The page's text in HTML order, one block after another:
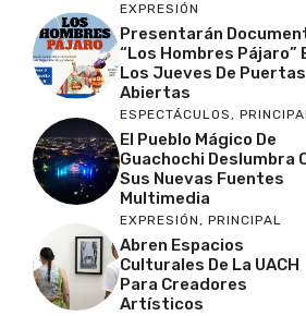
EXPRESIÓN
Presentarán
“Los Hombres Pájaro”
Los Jueves De Puertas
Abiertas
ESPECTÁCULOS,
El Pueblo Mágico De
Guachochi Deslumbra
Sus Nuevas Fuentes
Multimedia
EXPRESIÓN, PRINCIPAL
Abren Espacios
Culturales De La UACH
Para Creadores
Artísticos